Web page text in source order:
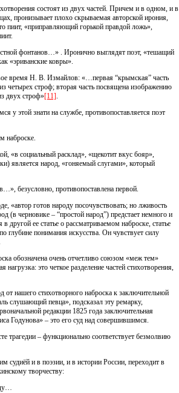
состоят из двух частей. Причем и в одном, и в
пронизывает плохо скрываемая авторской ирония,
пиит, «приправляющий горькой правдой ложь»,
фонтанов…» . Иронично выглядят поэт, «тешащий
«эриванские ковры».
время Н. В. Измайлов: «…первая “крымская” часть
четырех строф; вторая часть посвящена изображению
двух строф»[11]
у этой знати на службе, противопоставляется поэт
наброске.
«в социальный расклад», «щекотит вкус бояр»,
является народ, «гоняемый слугами», который
безусловно, противопоставлена первой.
«автор готов народу посочувствовать; но лживость
(в черновике – “простой народ”) предстает немного и
другой ее статье о рассматриваемом наброске, статье
глубине понимания искусства. Он чувствует силу
обозначена очень отчетливо союзом «меж тем»
это четкое разделение частей стихотворения,
от нашего стихотворного наброска к заключительной
слушающий певца», подсказал эту ремарку,
редакции 1825 года заключительная
Годунова» – это его суд над совершившимся.
трагедии – функционально соответствует безмолвию
и в поэзии, и в истории России, переходит в
творчеству: